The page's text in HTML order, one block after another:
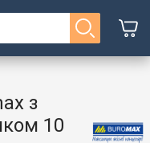
з
10